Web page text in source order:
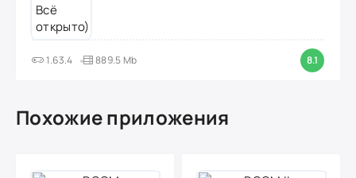
1.63.4 889.5 Mb 8.1
Похожие приложения